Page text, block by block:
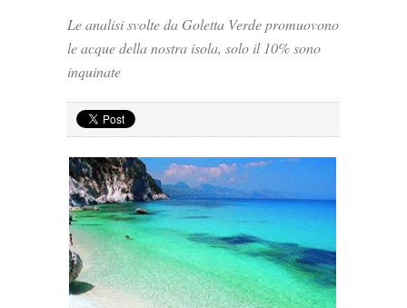
Le analisi svolte da Goletta Verde promuovono
le acque della nostra isola, solo il 10% sono
inquinate